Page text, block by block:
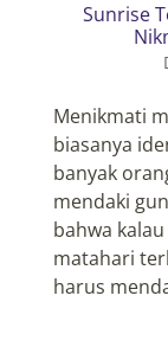
Sunrise
Menikmati
biasanya
banyak
mendaki
bahwa
matahari
harus